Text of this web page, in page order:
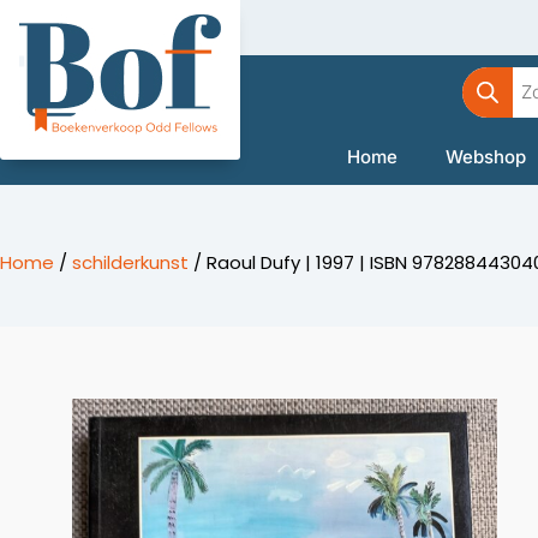
inhoud
zoeken
Home Webshop
Home / schilderkunst / Raoul Dufy | 1997 | ISBN